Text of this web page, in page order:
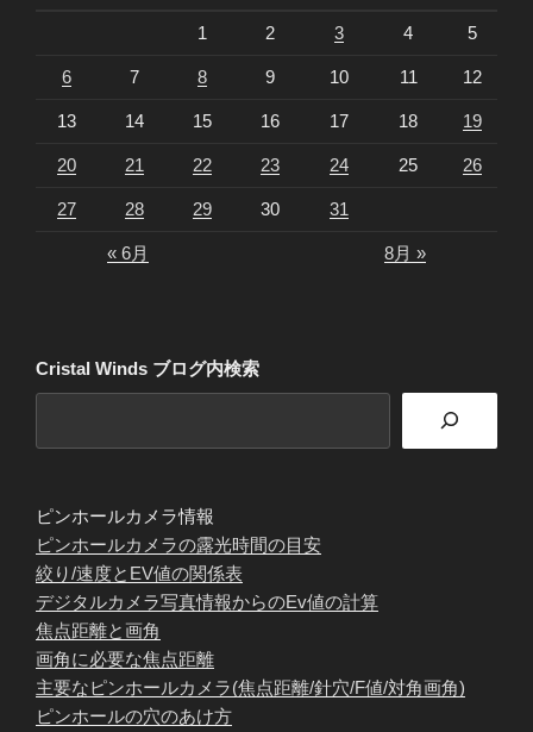
1 2 3 4 5
6 7 8 9 10 11 12
13 14 15 16 17 18 19
20 21 22 23 24 25 26
27 28 29 30 31
« 6月 8月 »
Cristal Winds ブログ内検索
ピンホールカメラ情報
ピンホールカメラの露光時間の目安
絞り/速度とEV値の関係表
デジタルカメラ写真情報からのEv値の計算
焦点距離と画角
画角に必要な焦点距離
主要なピンホールカメラ(焦点距離/針穴/F値/対角画角)
ピンホールの穴のあけ方